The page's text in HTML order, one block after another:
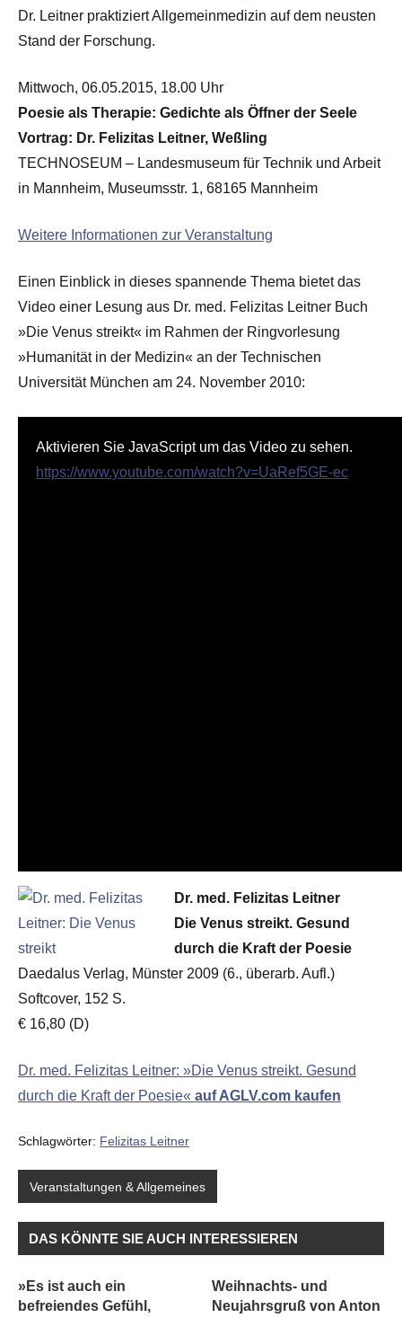
Dr. Leitner praktiziert Allgemeinmedizin auf dem neusten
Stand der Forschung.
Mittwoch, 06.05.2015, 18.00 Uhr
Poesie als Therapie: Gedichte als Öffner der Seele
Vortrag: Dr. Felizitas Leitner, Weßling
TECHNOSEUM – Landesmuseum für Technik und Arbeit
in Mannheim, Museumsstr. 1, 68165 Mannheim
Weitere Informationen zur Veranstaltung
Einen Einblick in dieses spannende Thema bietet das
Video einer Lesung aus Dr. med. Felizitas Leitner Buch
»Die Venus streikt« im Rahmen der Ringvorlesung
»Humanität in der Medizin« an der Technischen
Universität München am 24. November 2010:
Aktivieren Sie JavaScript um das Video zu sehen.
https://www.youtube.com/watch?v=UaRef5GE-ec
Dr. med. Felizitas Leitner
Die Venus streikt. Gesund
durch die Kraft der Poesie
Daedalus Verlag, Münster 2009 (6., überarb. Aufl.)
Softcover, 152 S.
€ 16,80 (D)
Dr. med. Felizitas Leitner: »Die Venus streikt. Gesund
durch die Kraft der Poesie« auf AGLV.com kaufen
Schlagwörter: Felizitas Leitner
Veranstaltungen & Allgemeines
DAS KÖNNTE SIE AUCH INTERESSIEREN
»Es ist auch ein
befreiendes Gefühl,
Weihnachts- und
Neujahrsgruß von Anton